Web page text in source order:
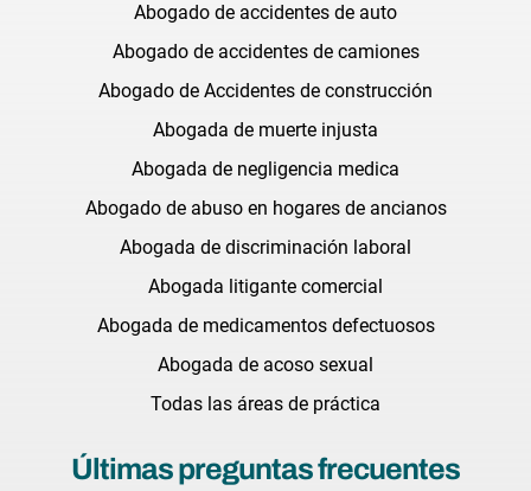
Abogado de accidentes de auto
Abogado de accidentes de camiones
Abogado de Accidentes de construcción
Abogada de muerte injusta
Abogada de negligencia medica
Abogado de abuso en hogares de ancianos
Abogada de discriminación laboral
Abogada litigante comercial
Abogada de medicamentos defectuosos
Abogada de acoso sexual
Todas las áreas de práctica
Últimas preguntas frecuentes